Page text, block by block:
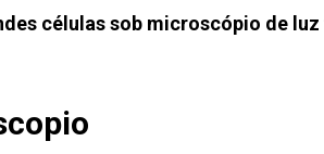
células sob microscópio de